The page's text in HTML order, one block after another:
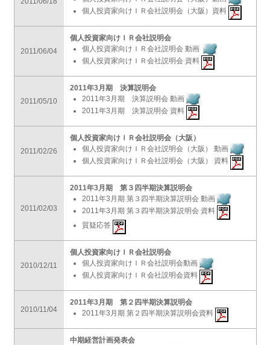
個人投資家向けＩＲ会社説明会（大阪）資料
2011/06/04
個人投資家向けＩＲ会社説明会
個人投資家向けＩＲ会社説明会 動画
個人投資家向けＩＲ会社説明会 資料
2011/05/10
2011年3月期 決算説明会
2011年3月期 決算説明会 動画
2011年3月期 決算説明会 資料
2011/02/26
個人投資家向けＩＲ会社説明会（大阪）
個人投資家向けＩＲ会社説明会（大阪） 動画
個人投資家向けＩＲ会社説明会（大阪） 資料
2011/02/03
2011年3月期 第３四半期決算説明会
2011年3月期 第３四半期決算説明会 動画
2011年3月期 第３四半期決算説明会 資料
質疑応答
2010/12/11
個人投資家向けＩＲ会社説明会
個人投資家向けＩＲ会社説明会動画
個人投資家向けＩＲ会社説明会資料
2010/11/04
2011年3月期 第２四半期決算説明会
2011年3月期 第２四半期決算説明会資料
中期経営計画発表会